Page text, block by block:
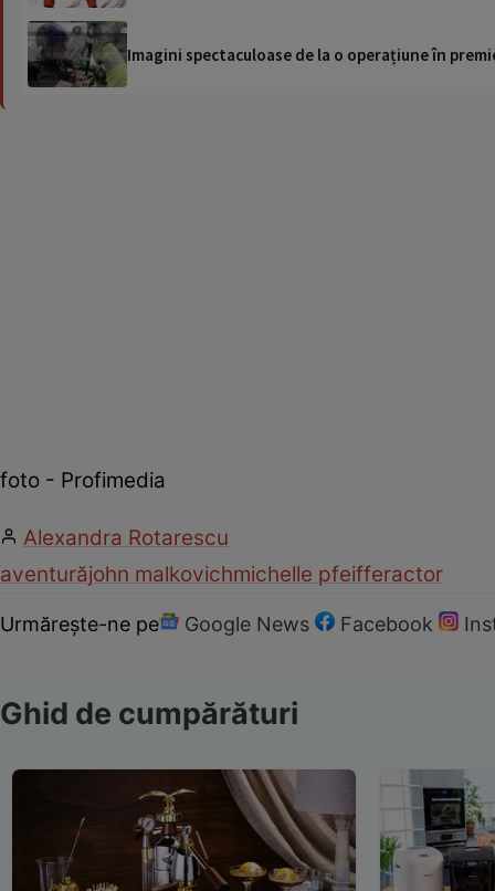
Imagini spectaculoase de la o operațiune în
foto - Profimedia
Alexandra Rotarescu
aventurăjohn malkovichmichelle pfeifferactor
Urmărește-ne pe Google News Facebook
Ghid de cumpărături